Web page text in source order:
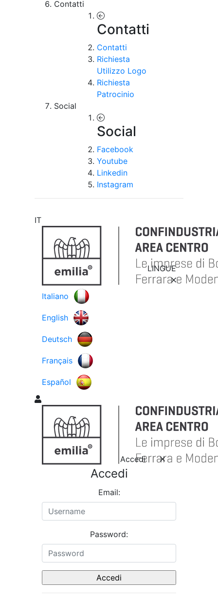
Contatti
Contatti
Contatti
Richiesta
Utilizzo Logo
Richiesta
Patrocinio
Social
Social
Facebook
Youtube
Linkedin
Instagram
IT
LINGUE
Italiano
English
Deutsch
Français
Español
Accedi
Accedi
Email:
Password: